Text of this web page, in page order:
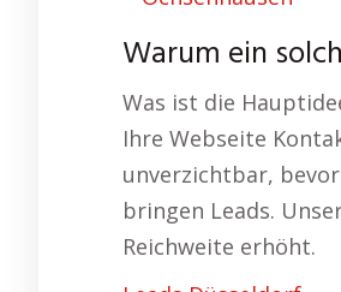
Warum ein
Was ist die
Ihre Webseite
unverzichtbar,
bringen Leads.
Reichweite erhöht.